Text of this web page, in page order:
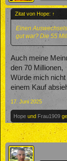
Zitat von Hope: ↑
Einen
gut war? Die 55
Auch meine
den 70 Millionen,
Würde mich
einem Kauf
17. Juni 2025
Hope und Frau1909